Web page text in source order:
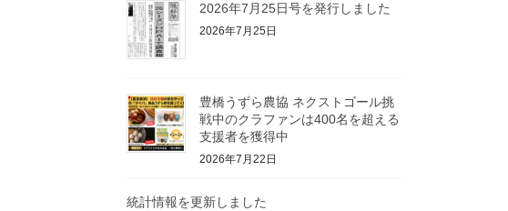
2026年7月25日号を発行しました
2026年7月25日
豊橋うずら農協 ネクストゴール挑
戦中のクラファンは400名を超える
支援者を獲得中
2026年7月22日
統計情報を更新しました